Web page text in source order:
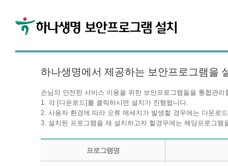
하나생명에서 제공하는 보안프로그램을
손님의 안전한 서비스 이용을 위한 보안프로그램들을 통합관리
1. 각 [다운로드]를 클릭하시면 설치가 진행됩니다.
2. 사용자 환경에 따라 오류 메세지가 발생할 경우에는 다운로
3. 설치된 프로그램을 재 설치하고자 할경우에는 해당프로그램
프로그램명